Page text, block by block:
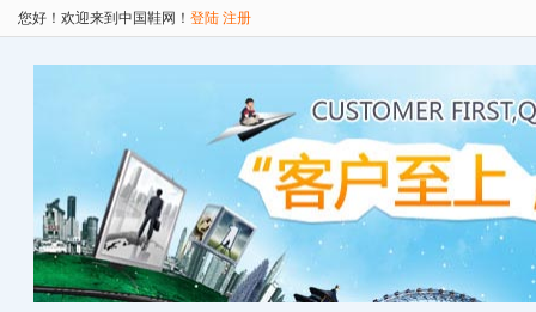
您好！欢迎来到中国鞋网！ 登陆 注册